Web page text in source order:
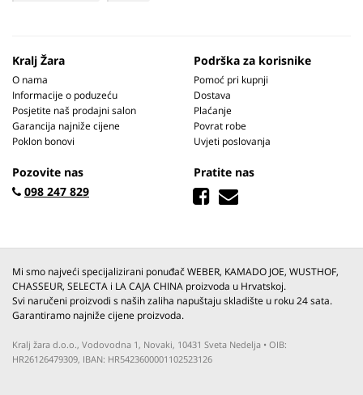
Kralj Žara
O nama
Informacije o poduzeću
Posjetite naš prodajni salon
Garancija najniže cijene
Poklon bonovi
Podrška za korisnike
Pomoć pri kupnji
Dostava
Plaćanje
Povrat robe
Uvjeti poslovanja
Pozovite nas
098 247 829
Pratite nas
Mi smo najveći specijalizirani ponuđač WEBER, KAMADO JOE, WUSTHOF,
CHASSEUR, SELECTA i LA CAJA CHINA proizvoda u Hrvatskoj.
Svi naručeni proizvodi s naših zaliha napuštaju skladište u roku 24 sata.
Garantiramo najniže cijene proizvoda.
Kralj žara d.o.o., Vodovodna 1, Novaki, 10431 Sveta Nedelja • OIB:
HR26126479309, IBAN: HR5423600001102523126